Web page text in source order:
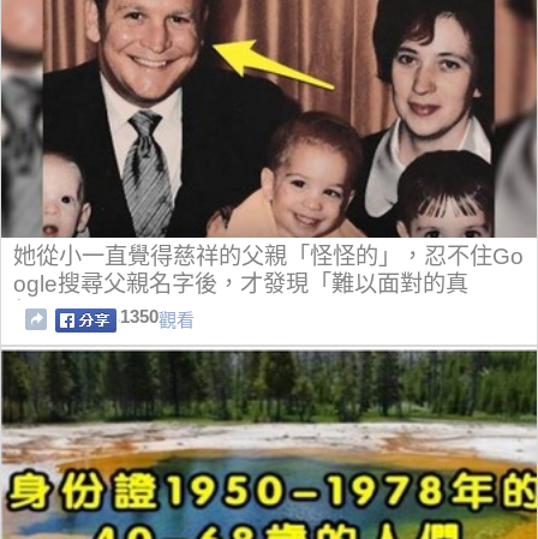
她從小一直覺得慈祥的父親「怪怪的」，忍不住Go
ogle搜尋父親名字後，才發現「難以面對的真
相...」！
1350觀看